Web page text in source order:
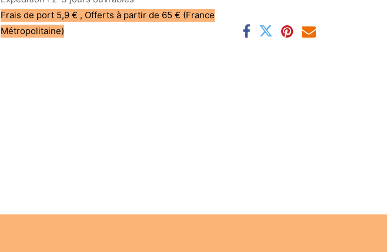
Frais de port 5,9 € , Offerts à partir de 65 € (France
Métropolitaine)